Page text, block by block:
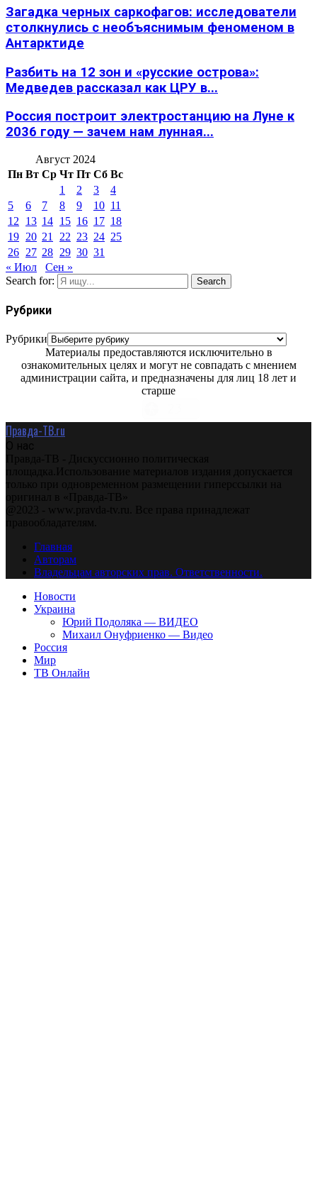
Загадка черных саркофагов: исследователи
столкнулись с необъяснимым феноменом в
Антарктиде
Разбить на 12 зон и «русские острова»:
Медведев рассказал как ЦРУ в...
Россия построит электростанцию на Луне к
2036 году — зачем нам лунная...
Август 2024
Пн Вт Ср Чт Пт Сб Вс
1
2 3
4
5
6 7 8 9 10 11
12
13 14 15 16 17 18
19 20 21 22 23 24 25
26 27 28 29 30 31
« Июл
Сен »
Search for:
Search
Рубрики
Рубрики
Материалы предоставляются исключительно в
ознакомительных целях и могут не совпадать с мнением
администрации сайта, и предназначены для лиц 18 лет и
старше
Правда-ТВ.ru
О нас
Правда-ТВ - Дискуссионно политическая
площадка.Использование материалов издания допускается
только при одновременном размещении гиперссылки на
оригинал в «Правда-ТВ»
@2023 - www.pravda-tv.ru. Все права принадлежат
правообладателям.
Главная
Авторам
Владельцам авторских прав. Ответственности.
Новости
Украина
Юрий Подоляка — ВИДЕО
Михаил Онуфриенко — Видео
Россия
Мир
ТВ Онлайн